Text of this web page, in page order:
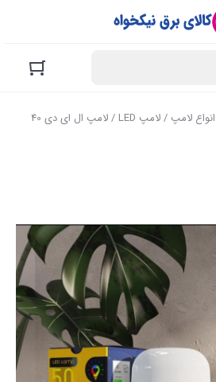
انواع لامپ /لامپ LED
/ لامپ ال ای دی 40